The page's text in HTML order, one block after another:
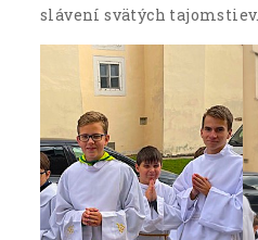
slávení svätých tajomstiev.